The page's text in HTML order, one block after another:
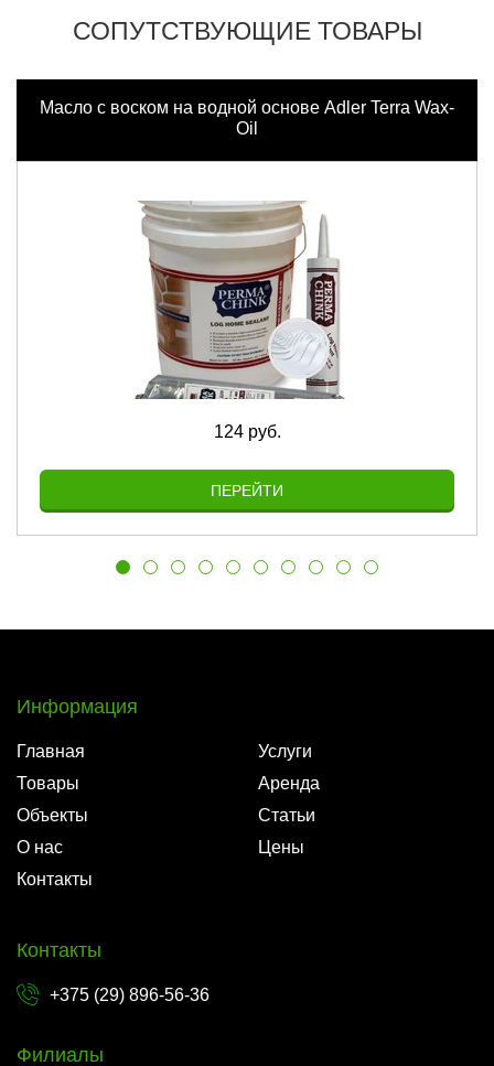
СОПУТСТВУЮЩИЕ ТОВАРЫ
Масло с воском на водной основе Adler Terra Wax-
Oil
124 руб.
ПЕРЕЙТИ
Информация
Главная
Услуги
Товары
Аренда
Объекты
Статьи
О нас
Цены
Контакты
Контакты
+375 (29) 896-56-36
Филиалы